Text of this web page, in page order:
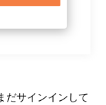
サインインして